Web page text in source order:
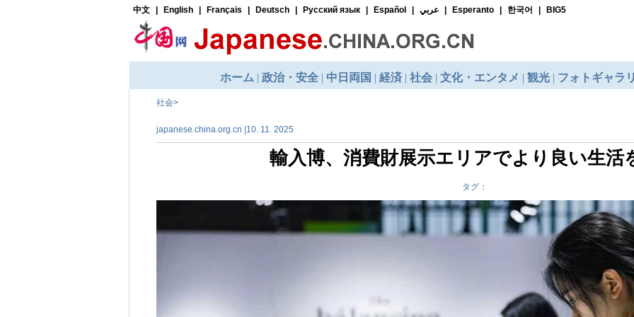
社会>
japanese.china.org.cn |10. 11. 2025
輸入博、消費財展示エリアでより良い生活
タグ：